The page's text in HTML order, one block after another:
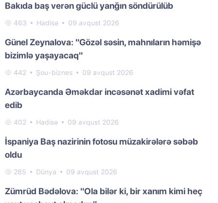
Bakıda baş verən güclü yanğın söndürülüb
463 Hadisə 09 avqust 2026
Günel Zeynalova: "Gözəl səsin, mahnıların həmişə
bizimlə yaşayacaq"
442 Şou-biznes 09 avqust 2026
Azərbaycanda Əməkdar incəsənət xadimi vəfat
edib
402 Hadisə 09 avqust 2026
İspaniya Baş nazirinin fotosu müzakirələrə səbəb
oldu
285 Dünya 09 avqust 2026
Zümrüd Bədəlova: "Ola bilər ki, bir xanım kimi heç